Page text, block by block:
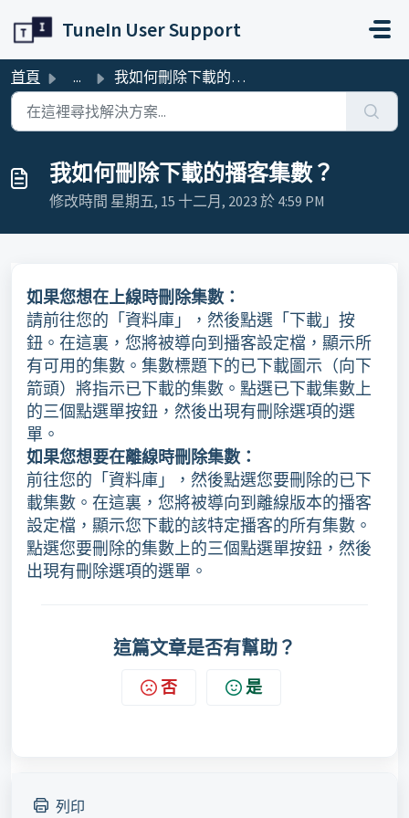
TuneIn User Support
首頁 ... 我如何刪除下載的播客集數？
我如何刪除下載的播客集數？
修改時間 星期五, 15 十二月, 2023 於 4:59 PM
如果您想在上線時刪除集數：
請前往您的「資料庫」，然後點選「下載」按
鈕。在這裏，您將被導向到播客設定檔，顯示所
有可用的集數。集數標題下的已下載圖示（向下
箭頭）將指示已下載的集數。點選已下載集數上
的三個點選單按鈕，然後出現有刪除選項的選
單。
如果您想要在離線時刪除集數：
前往您的「資料庫」，然後點選您要刪除的已下
載集數。在這裏，您將被導向到離線版本的播客
設定檔，顯示您下載的該特定播客的所有集數。
點選您要刪除的集數上的三個點選單按鈕，然後
出現有刪除選項的選單。
這篇文章是否有幫助？
否 是
列印